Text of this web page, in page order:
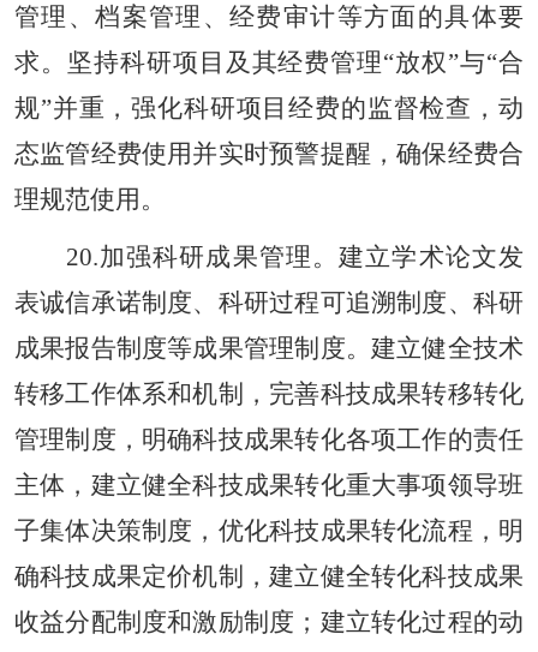
管理、档案管理、经费审计等方面的具体要
求。坚持科研项目及其经费管理“放权”与“合
规”并重，强化科研项目经费的监督检查，动
态监管经费使用并实时预警提醒，确保经费合
理规范使用。
20.加强科研成果管理。建立学术论文发
表诚信承诺制度、科研过程可追溯制度、科研
成果报告制度等成果管理制度。建立健全技术
转移工作体系和机制，完善科技成果转移转化
管理制度，明确科技成果转化各项工作的责任
主体，建立健全科技成果转化重大事项领导班
子集体决策制度，优化科技成果转化流程，明
确科技成果定价机制，建立健全转化科技成果
收益分配制度和激励制度；建立转化过程的动